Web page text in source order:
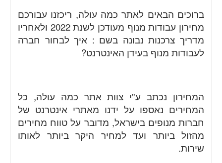
ברוכים הבאים לאתר כמה עולה, ריכזנו עבורכם
מחירון עבודות מנוף מעודכן לשנת 2022 ולאחריו
מדריך צרכנות נבונה בשם : איך לבחור חברה
לעבודות מנוף בעידן האינטרנט?
המחירון נכתב ע"י צוות אתר כמה עולה, כל
המחירים נאספו על ידנו מאתרי אינטרנט של
חברות מנופים בישראל, מדובר על טווח מחירים
מהזול ביותר ועד למחיר היקר ביותר לאותו
שירות.